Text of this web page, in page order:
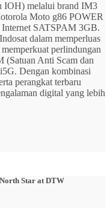
IOH) melalui brand IM3
Moto g86 POWER
SATSPAM 3GB.
dalam memperluas
perlindungan
(Satuan Anti Scam dan
Dengan kombinasi
perangkat terbaru
digital yang lebih
Star at DTW